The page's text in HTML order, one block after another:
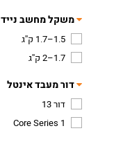
משקל מחשב נייד
1.5–1.7 ק''ג
1.7–2 ק''ג
דור מעבד אינטל
דור 13
Core Series 1